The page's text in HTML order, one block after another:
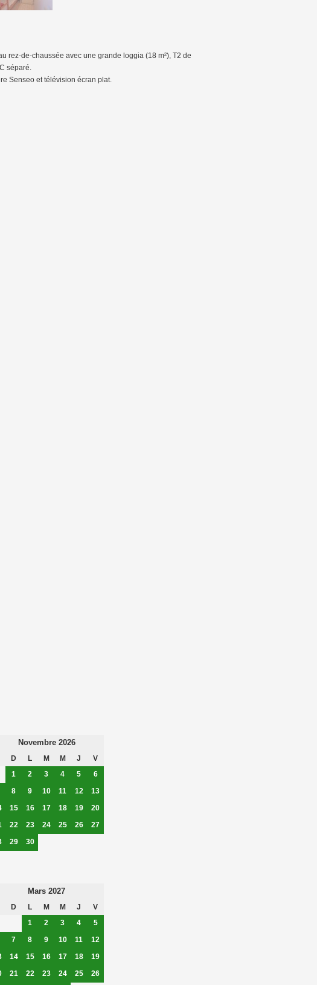
rez-de-chaussée avec une grande loggia (18 m²), T2 de
séparé.
Senseo et télévision écran plat.
Novembre 2026
D L M M J
V
1
2 3 4 5
6
8 9 10 11 12
13
15 16 17 18 19
20
22 23 24 25 26
27
29 30
Mars 2027
D L M M J
V
1
2 3 4
5
7 8 9 10 11
12
14 15 16 17 18
19
21 22 23 24 25
26